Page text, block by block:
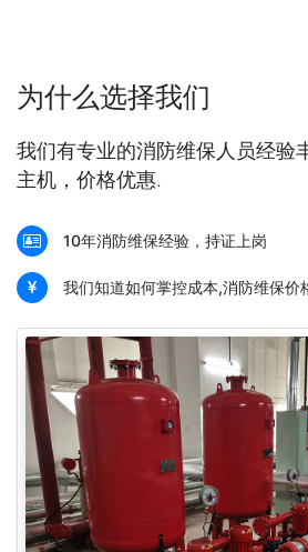
为什么选择我们
我们有专业的消防维保人员经验
主机，价格优惠.
10年消防维保经验，持证上岗
我们知道如何掌控成本,消防维保价